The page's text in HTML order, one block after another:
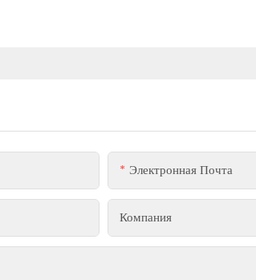
Электронная Почта
Компания